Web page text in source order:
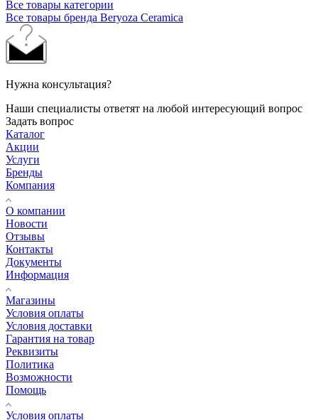
Все товары категории
Все товары бренда Beryoza Ceramica
Нужна консультация?
Наши специалисты ответят на любой интересующий вопрос
Задать вопрос
Каталог
Акции
Услуги
Бренды
Компания
О компании
Новости
Отзывы
Контакты
Документы
Информация
Магазины
Условия оплаты
Условия доставки
Гарантия на товар
Реквизиты
Политика
Возможности
Помощь
Условия оплаты